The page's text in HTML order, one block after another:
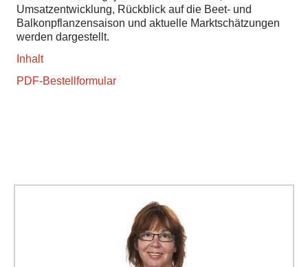
Umsatzentwicklung, Rückblick auf die Beet- und
Balkonpflanzensaison und aktuelle Marktschätzungen
werden dargestellt.
Inhalt
PDF-Bestellformular